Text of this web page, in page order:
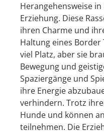
Herangehensweise
Erziehung. Diese
ihren Charme und
Haltung eines
viel Platz, aber sie
Bewegung und
Spaziergänge und
ihre Energie
verhindern. Trotz
Hunde und können
teilnehmen. Die